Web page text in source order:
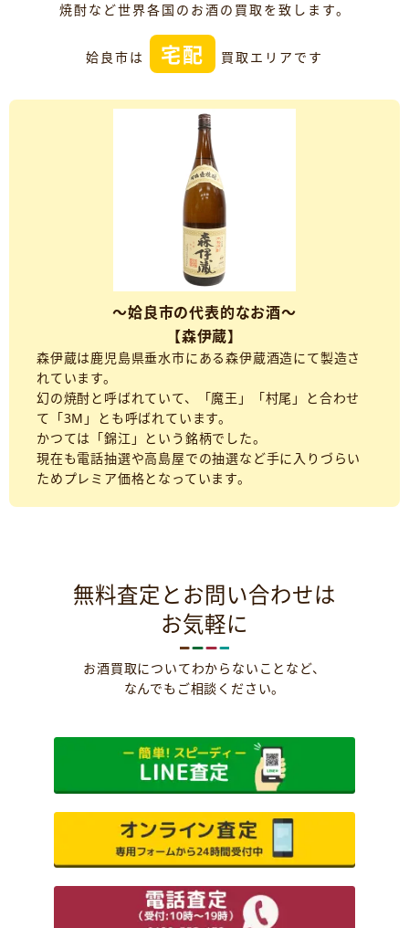
焼酎など世界各国のお酒の買取を致します。
姶良市は 宅配 買取エリアです
～姶良市の代表的なお酒～
【森伊蔵】
森伊蔵は鹿児島県垂水市にある森伊蔵酒造にて製造さ
れています。
幻の焼酎と呼ばれていて、「魔王」「村尾」と合わせ
て「3M」とも呼ばれています。
かつては「錦江」という銘柄でした。
現在も電話抽選や高島屋での抽選など手に入りづらい
ためプレミア価格となっています。
無料査定とお問い合わせは
お気軽に
お酒買取についてわからないことなど、
なんでもご相談ください。